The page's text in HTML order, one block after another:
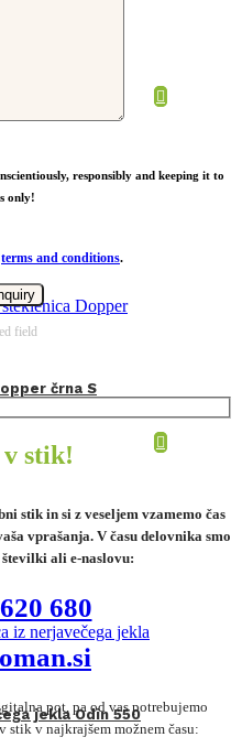
črna S
jekla Odin 550
responsibly and keeping it to
only!
terms and conditions.
field
v stik!
stik in si z veseljem vzamemo čas
vprašanja. V času delovnika smo
ali e-naslovu:
680
pot, pa od vas potrebujemo
v najkrajšem možnem času: